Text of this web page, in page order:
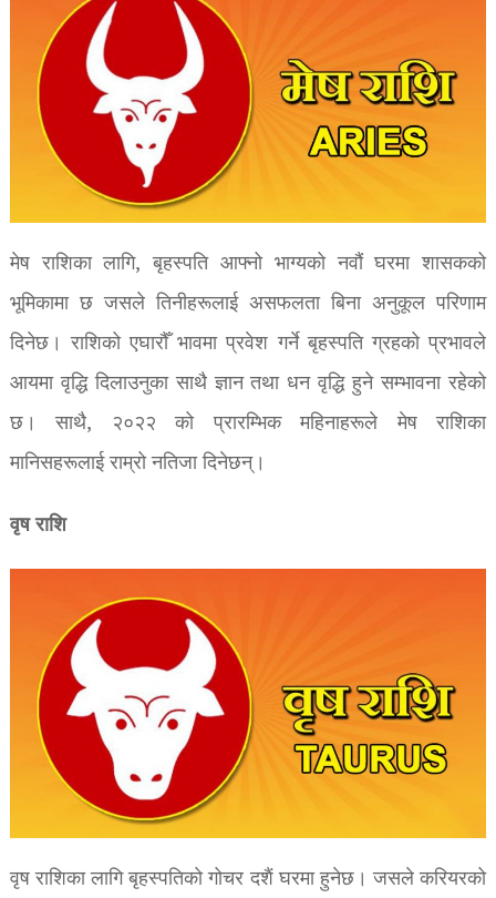
मेष राशिका लागि, बृहस्पति आफ्नो भाग्यको नवौं घरमा शासकको
भूमिकामा छ जसले तिनीहरूलाई असफलता बिना अनुकूल परिणाम
दिनेछ। राशिको एघारौँ भावमा प्रवेश गर्ने बृहस्पति ग्रहको प्रभावले
आयमा वृद्धि दिलाउनुका साथै ज्ञान तथा धन वृद्धि हुने सम्भावना रहेको
छ। साथै, २०२२ को प्रारम्भिक महिनाहरूले मेष राशिका
मानिसहरूलाई राम्रो नतिजा दिनेछन्।
वृष राशि
वृष राशिका लागि बृहस्पतिको गोचर दशैं घरमा हुनेछ। जसले करियरको